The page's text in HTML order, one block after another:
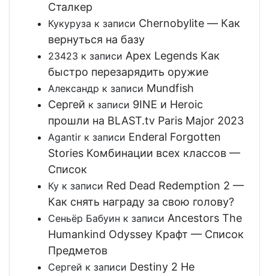
Сталкер
Кукуруза к записи Chernobylite — Как
вернуться на базу
23423 к записи Apex Legends Как
быстро перезарядить оружие
Александр к записи Mundfish
Сергей к записи 9INE и Heroic
прошли на BLAST.tv Paris Major 2023
Agantir к записи Enderal Forgotten
Stories Комбинации всех классов —
Список
Ку к записи Red Dead Redemption 2 —
Как снять награду за свою голову?
Сеньёр Бабуин к записи Ancestors The
Humankind Odyssey Крафт — Список
Предметов
Сергей к записи Destiny 2 Не